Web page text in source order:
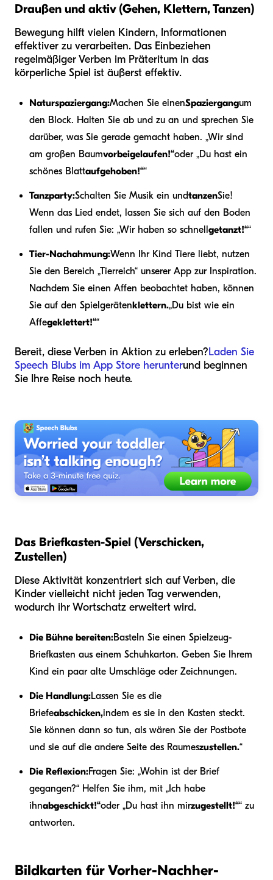
Draußen und aktiv (Gehen, Klettern, Tanzen)
Bewegung hilft vielen Kindern, Informationen
effektiver zu verarbeiten. Das Einbeziehen
regelmäßiger Verben im Präteritum in das
körperliche Spiel ist äußerst effektiv.
Naturspaziergang:Machen Sie einenSpaziergangum
den Block. Halten Sie ab und zu an und sprechen Sie
darüber, was Sie gerade gemacht haben. „Wir sind
am großen Baumvorbeigelaufen!“oder „Du hast ein
schönes Blattaufgehoben!““
Tanzparty:Schalten Sie Musik ein undtanzenSie!
Wenn das Lied endet, lassen Sie sich auf den Boden
fallen und rufen Sie: „Wir haben so schnell getanzt!““
Tier-Nachahmung:Wenn Ihr Kind Tiere liebt, nutzen
Sie den Bereich „Tierreich“ unserer App zur Inspiration.
Nachdem Sie einen Affen beobachtet haben, können
Sie auf den Spielgerätenklettern.„Du bist wie ein
Affegeklettert!““
Bereit, diese Verben in Aktion zu erleben?Laden Sie
Speech Blubs im App Store herunterund beginnen
Sie Ihre Reise noch heute.
Das Briefkasten-Spiel (Verschicken,
Zustellen)
Diese Aktivität konzentriert sich auf Verben, die
Kinder vielleicht nicht jeden Tag verwenden,
wodurch ihr Wortschatz erweitert wird.
Die Bühne bereiten:Basteln Sie einen Spielzeug-
Briefkasten aus einem Schuhkarton. Geben Sie Ihrem
Kind ein paar alte Umschläge oder Zeichnungen.
Die Handlung:Lassen Sie es die
Briefeabschicken,indem es sie in den Kasten steckt.
Sie können dann so tun, als wären Sie der Postbote
und sie auf die andere Seite des Raumeszustellen.“
Die Reflexion:Fragen Sie: „Wohin ist der Brief
gegangen?“ Helfen Sie ihm, mit „Ich habe
ihnabgeschickt!“oder „Du hast ihn mirzugestellt!““ zu
antworten.
Bildkarten für Vorher-Nachher-